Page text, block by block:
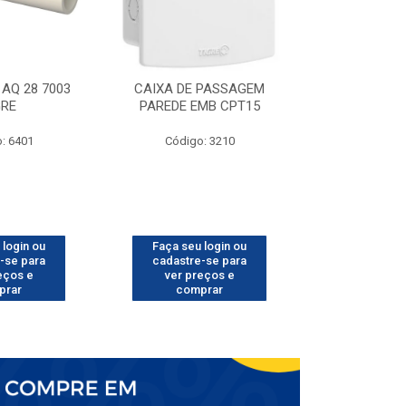
28 7003
6401
login ou
se para
e
CAIXA DE PASSAGEM
PAREDE EMB CPT15
Código: 3210
Faça seu login ou
cadastre-se para
ver preços e
comprar